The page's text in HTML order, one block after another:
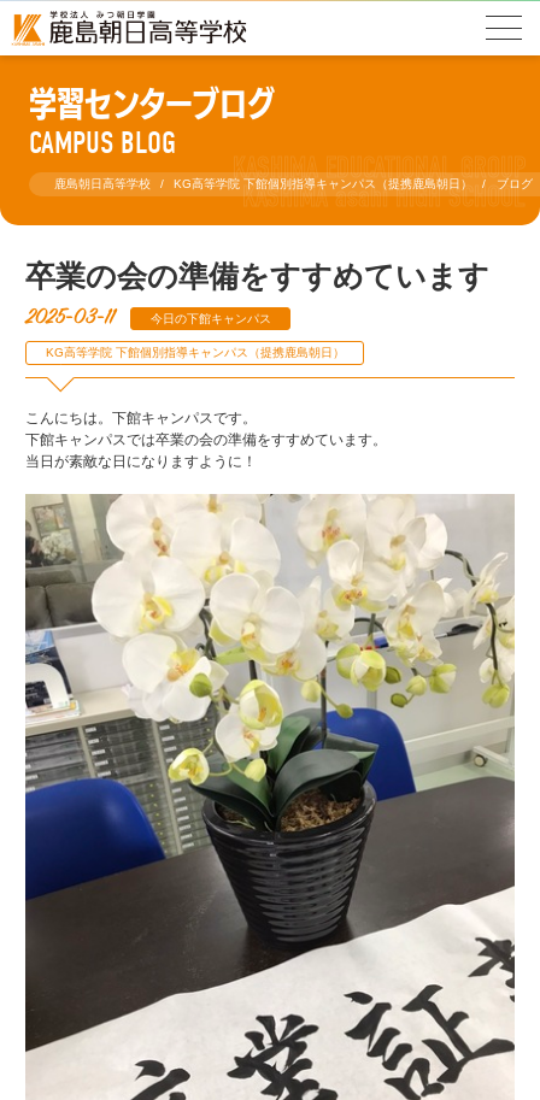
学習センターブログ
CAMPUS BLOG
鹿島朝日高等学校 KG高等学院 下館個別指導キャンパス（提携鹿島朝日） ブログ
卒業の会の準備をすすめています
2025-03-11 今日の下館キャンパス
KG高等学院 下館個別指導キャンパス（提携鹿島朝日）
こんにちは。下館キャンパスです。
下館キャンパスでは卒業の会の準備をすすめています。
当日が素敵な日になりますように！